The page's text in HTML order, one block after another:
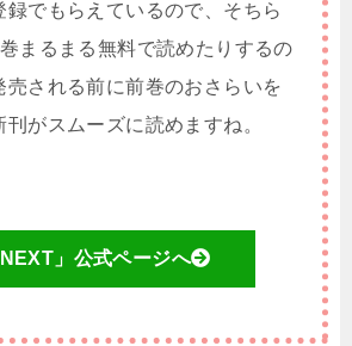
録でもらえているので、そちら
まるまる無料で読めたりするの
売される前に前巻のおさらいを
刊がスムーズに読めますね。
NEXT」公式ページへ